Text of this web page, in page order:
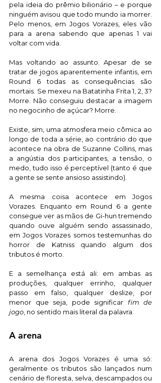
pela ideia do prêmio bilionário – e porque
ninguém avisou que todo mundo ia morrer.
Pelo menos, em Jogos Vorazes, eles vão
para a arena sabendo que apenas 1 vai
voltar com vida.
Mas voltando ao assunto. Apesar de se
tratar de jogos aparentemente infantis, em
Round 6 todas as consequências são
mortais. Se mexeu na Batatinha Frita 1, 2, 3?
Morre. Não conseguiu destacar a imagem
no negocinho de açúcar? Morre.
Existe, sim, uma atmosfera meio cômica ao
longo de toda a série, ao contrário do que
acontece na obra de Suzanne Collins, mas
a angústia dos participantes, a tensão, o
medo, tudo isso é perceptível (tanto é que
a gente se sente ansioso assistindo).
A mesma coisa acontece em Jogos
Vorazes. Enquanto em Round 6 a gente
consegue ver as mãos de Gi-hun tremendo
quando ouve alguém sendo assassinado,
em Jogos Vorazes somos testemunhas do
horror de Katniss quando algum dos
tributos é morto.
E a semelhança está ali: em ambas as
produções, qualquer errinho, qualquer
passo em falso, qualquer deslize, por
menor que seja, pode significar fim de
jogo, no sentido mais literal da palavra.
A arena
A arena dos Jogos Vorazes é uma só:
geralmente os tributos são lançados num
cenário de floresta, selva, descampados ou